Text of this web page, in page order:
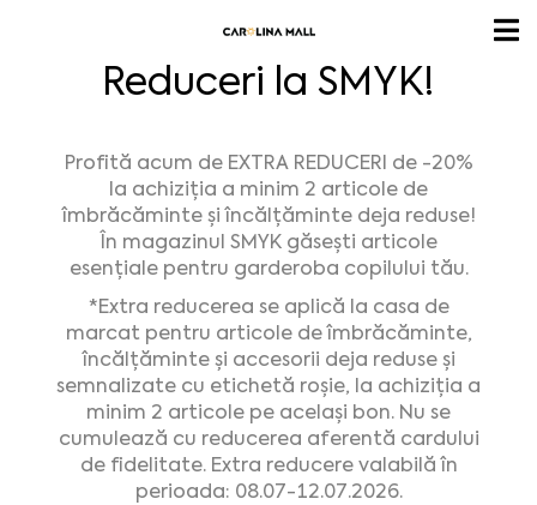
Reduceri la SMYK!
Profită acum de EXTRA REDUCERI de -20%
la achiziția a minim 2 articole de
îmbrăcăminte și încălțăminte deja reduse!
În magazinul SMYK găsești articole
esențiale pentru garderoba copilului tău.
*Extra reducerea se aplică la casa de
marcat pentru articole de îmbrăcăminte,
încălțăminte și accesorii deja reduse și
semnalizate cu etichetă roșie, la achiziția a
minim 2 articole pe același bon. Nu se
cumulează cu reducerea aferentă cardului
de fidelitate. Extra reducere valabilă în
perioada: 08.07-12.07.2026.